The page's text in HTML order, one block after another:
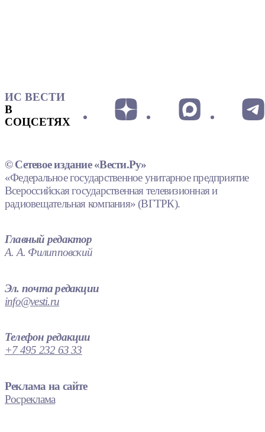
ИС ВЕСТИ
В
СОЦСЕТЯХ
© Сетевое издание «Вести.Ру»
«Федеральное государственное унитарное предприятие
Всероссийская государственная телевизионная и
радиовещательная компания» (ВГТРК).
Главный редактор
А. А. Филипповский
Эл. почта редакции
info@vesti.ru
Телефон редакции
+7 495 232 63 33
Реклама на сайте
Росреклама